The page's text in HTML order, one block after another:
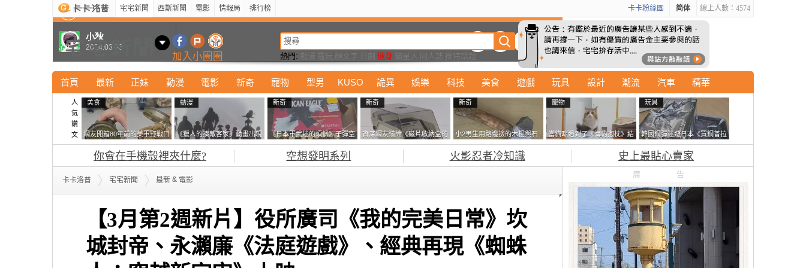
宅宅新聞 西斯新聞 電影 情報局 排行榜 線上人數：4574
简体
卡卡粉絲團
加入小圈圈 熱門: 健身
首頁 最新 正妹 動漫 電影 新奇 寵物 型男 KUSO 詭異 娛樂 科技 美食 遊戲 玩具 設計 潮流 汽車 精華
人
氣
讚
文
美食
網友開箱80年前的美軍野戰口
糧 罐頭本身保存良好，但裡
面的味道...
動漫
《獵人的揍敵客家》動畫出現
的這個剪影是誰？你是不是忘
記還有這號人物了
新奇
《日本軍武迷的煩惱》子彈空
盒在日本超級貴 美國網友直
接一大箱寄給他了
新奇
資深網友議論《磁片收納盒的
鎖有什麼用》想偷的話整盒拿
新奇
小2男生用路邊撿的木棍與石
頭做成了《石斧》馬麻打開書
包嚇一跳怎麼會有這種東
西！？
寵物
當貓咪遇到了《海豹抱枕》結
果玩了10天後，海豹一整個走
玩具
韓國鋼彈迷遊日本《買鋼普拉
塞不進行李箱》網友們集思廣
益提供解方了……
你會在手機殼裡夾什麼? 空想發明系列 火影忍者冷知識 史上最貼心賣家
卡卡洛普 宅宅新聞 最新 & 電影
【3月第2週新片】役所廣司《我的完美日常》坎
城封帝、永瀨廉《法庭遊戲》、經典再現《蜘蛛
最新 新奇 正妹 寵物 型男 Kuso 科技 動漫
小狄
2024.03.03
廣告